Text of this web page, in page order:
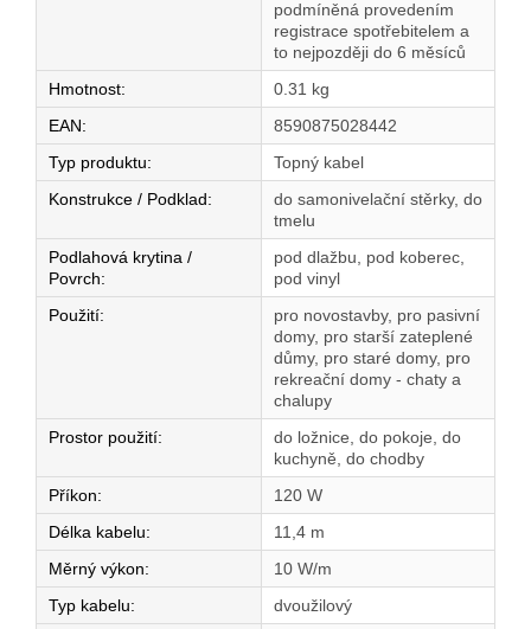
podmíněná provedením
registrace spotřebitelem a
to nejpozději do 6 měsíců
Hmotnost:
0.31 kg
EAN:
8590875028442
Typ produktu:
Topný kabel
Konstrukce / Podklad:
do samonivelační stěrky, do
tmelu
Podlahová krytina /
Povrch:
pod dlažbu, pod koberec,
pod vinyl
Použití:
pro novostavby, pro pasivní
domy, pro starší zateplené
důmy, pro staré domy, pro
rekreační domy - chaty a
chalupy
Prostor použití:
do ložnice, do pokoje, do
kuchyně, do chodby
Příkon:
120 W
Délka kabelu:
11,4 m
Měrný výkon:
10 W/m
Typ kabelu:
dvoužilový